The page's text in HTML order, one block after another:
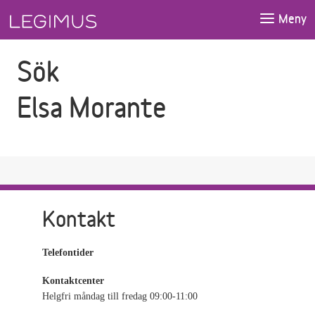
Meny
Sök
Elsa Morante
Kontakt
Telefontider
Kontaktcenter
Helgfri måndag till fredag 09:00-11:00